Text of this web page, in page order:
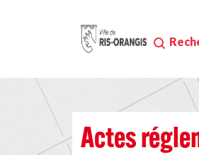
Actes